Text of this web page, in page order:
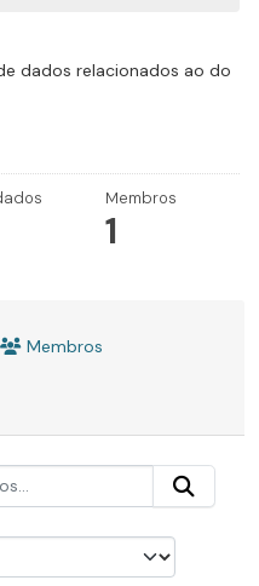
dados relacionados ao do
Membros
1
Membros